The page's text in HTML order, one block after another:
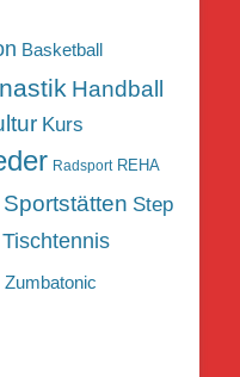
Basketball
Handball
Kurs
Radsport REHA
Sportstätten Step
Tischtennis
Zumbatonic